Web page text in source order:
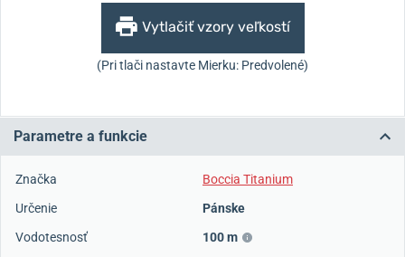
Vytlačiť vzory veľkostí
(Pri tlači nastavte Mierku: Predvolené)
Parametre a funkcie
Značka
Boccia Titanium
Určenie
Pánske
Vodotesnosť
100 m